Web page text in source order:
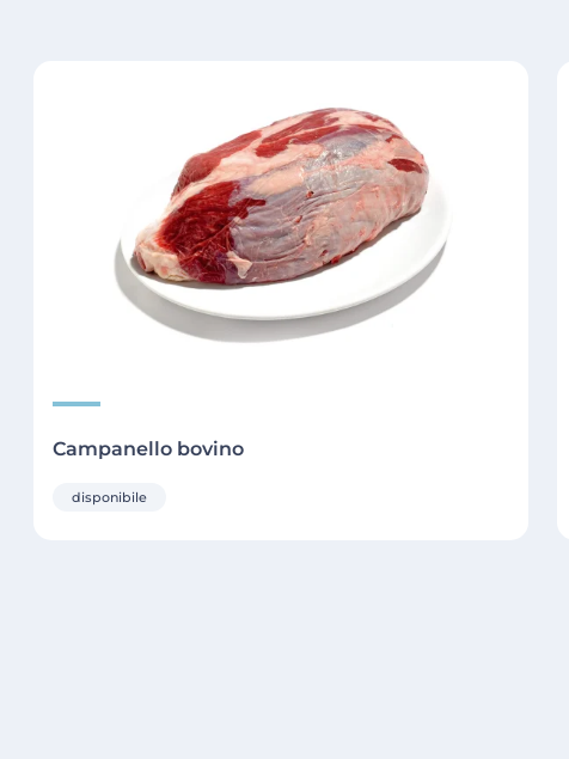
Campanello bovino
disponibile